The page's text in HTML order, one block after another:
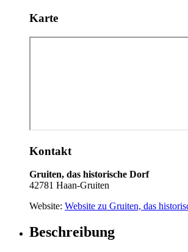
Karte
Kontakt
Gruiten, das historische Dorf
42781 Haan-Gruiten
Website: Website zu Gruiten, das
Beschreibung